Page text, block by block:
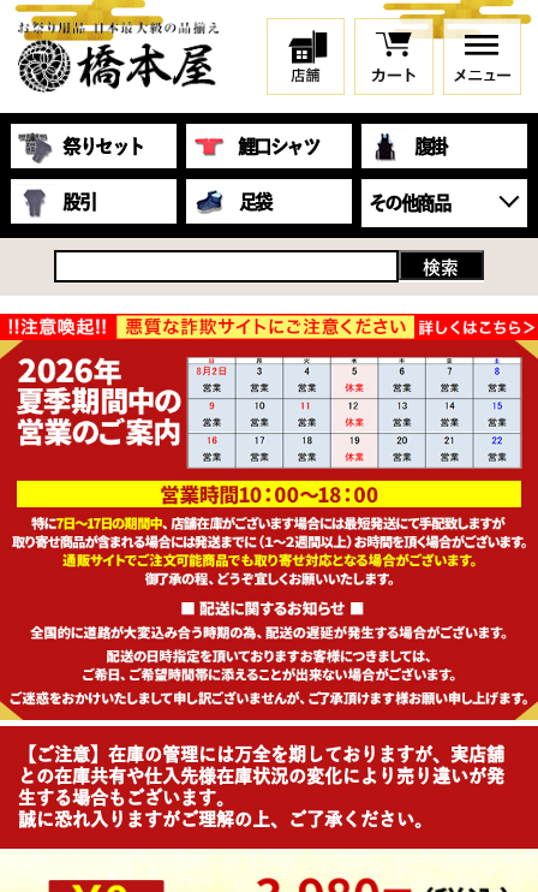
祭りセット 鯉口シャツ 腹掛
股引 足袋 その他商品
【ご注意】在庫の管理には万全を期しておりますが、実店舗
との在庫共有や仕入先様在庫状況の変化により売り違いが発
生する場合もございます。
誠に恐れ入りますがご理解の上、ご了承ください。